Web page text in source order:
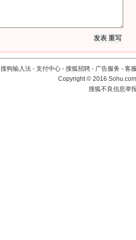
搜狗输入法 - 支付中心 - 搜狐招聘 - 广告服务 - 客
Copyright©2016
搜狐不良信息举